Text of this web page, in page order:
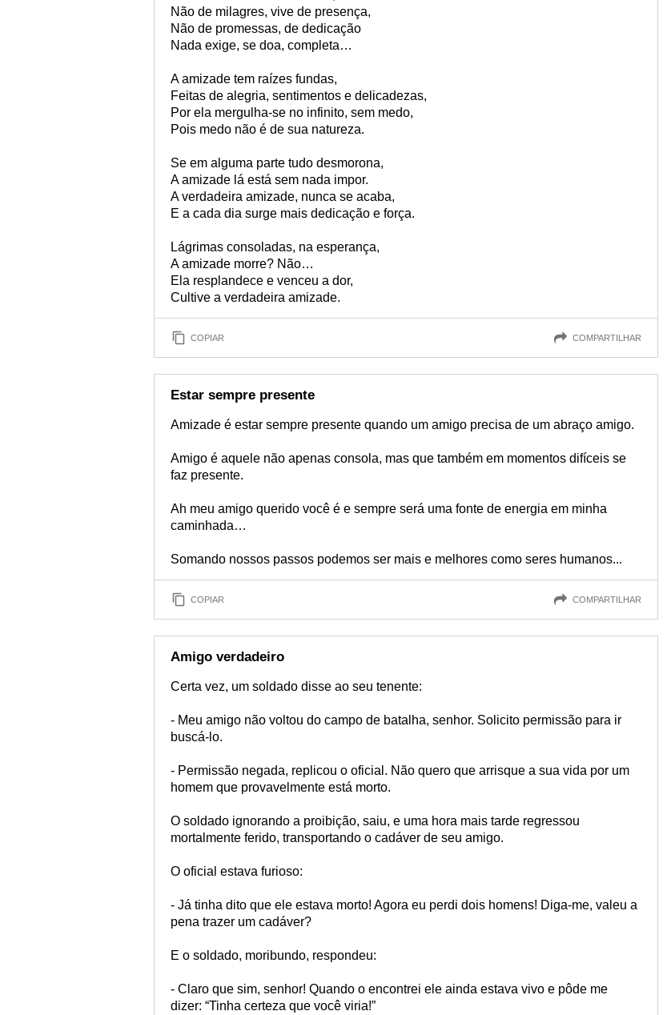
Não de milagres, vive de presença,
Não de promessas, de dedicação
Nada exige, se doa, completa…
A amizade tem raízes fundas,
Feitas de alegria, sentimentos e delicadezas,
Por ela mergulha-se no infinito, sem medo,
Pois medo não é de sua natureza.
Se em alguma parte tudo desmorona,
A amizade lá está sem nada impor.
A verdadeira amizade, nunca se acaba,
E a cada dia surge mais dedicação e força.
Lágrimas consoladas, na esperança,
A amizade morre? Não…
Ela resplandece e venceu a dor,
Cultive a verdadeira amizade.
COPIAR COMPARTILHAR
Estar sempre presente
Amizade é estar sempre presente quando um amigo precisa de um abraço amigo.
Amigo é aquele não apenas consola, mas que também em momentos difíceis se
faz presente.
Ah meu amigo querido você é e sempre será uma fonte de energia em minha
caminhada…
Somando nossos passos podemos ser mais e melhores como seres humanos...
COPIAR COMPARTILHAR
Amigo verdadeiro
Certa vez, um soldado disse ao seu tenente:
- Meu amigo não voltou do campo de batalha, senhor. Solicito permissão para ir
buscá-lo.
- Permissão negada, replicou o oficial. Não quero que arrisque a sua vida por um
homem que provavelmente está morto.
O soldado ignorando a proibição, saiu, e uma hora mais tarde regressou
mortalmente ferido, transportando o cadáver de seu amigo.
O oficial estava furioso:
- Já tinha dito que ele estava morto! Agora eu perdi dois homens! Diga-me, valeu a
pena trazer um cadáver?
E o soldado, moribundo, respondeu:
- Claro que sim, senhor! Quando o encontrei ele ainda estava vivo e pôde me
dizer: “Tinha certeza que você viria!”